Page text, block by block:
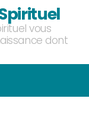
vous
dont